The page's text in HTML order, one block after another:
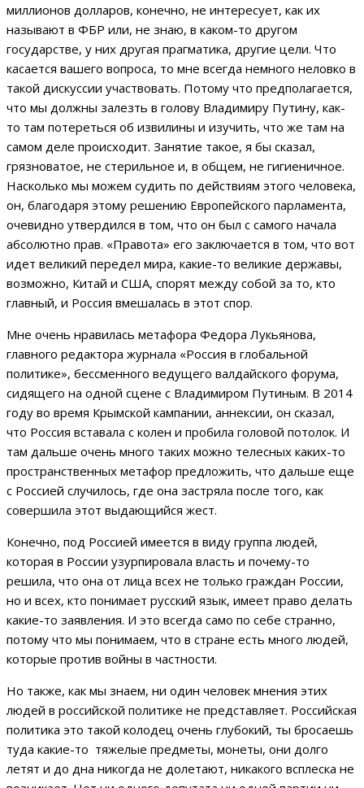
миллионов долларов, конечно, не интересует, как их
называют в ФБР или, не знаю, в каком-то другом
государстве, у них другая прагматика, другие цели. Что
касается вашего вопроса, то мне всегда немного неловко в
такой дискуссии участвовать. Потому что предполагается,
что мы должны залезть в голову Владимиру Путину, как-
то там потереться об извилины и изучить, что же там на
самом деле происходит. Занятие такое, я бы сказал,
грязноватое, не стерильное и, в общем, не гигиеничное.
Насколько мы можем судить по действиям этого человека,
он, благодаря этому решению Европейского парламента,
очевидно утвердился в том, что он был с самого начала
абсолютно прав. «Правота» его заключается в том, что вот
идет великий передел мира, какие-то великие державы,
возможно, Китай и США, спорят между собой за то, кто
главный, и Россия вмешалась в этот спор.
Мне очень нравилась метафора Федора Лукьянова,
главного редактора журнала «Россия в глобальной
политике», бессменного ведущего валдайского форума,
сидящего на одной сцене с Владимиром Путиным. В 2014
году во время Крымской кампании, аннексии, он сказал,
что Россия вставала с колен и пробила головой потолок. И
там дальше очень много таких можно телесных каких-то
пространственных метафор предложить, что дальше еще
с Россией случилось, где она застряла после того, как
совершила этот выдающийся жест.
Конечно, под Россией имеется в виду группа людей,
которая в России узурпировала власть и почему-то
решила, что она от лица всех не только граждан России,
но и всех, кто понимает русский язык, имеет право делать
какие-то заявления. И это всегда само по себе странно,
потому что мы понимаем, что в стране есть много людей,
которые против войны в частности.
Но также, как мы знаем, ни один человек мнения этих
людей в российской политике не представляет. Российская
политика это такой колодец очень глубокий, ты бросаешь
туда какие-то тяжелые предметы, монеты, они долго
летят и до дна никогда не долетают, никакого всплеска не